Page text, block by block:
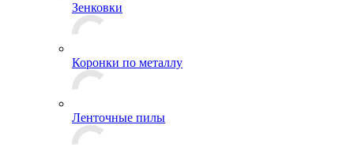
Зенковки
Коронки по металлу
Ленточные пилы